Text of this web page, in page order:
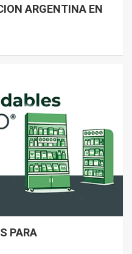
ARGENTINA EN
PARA